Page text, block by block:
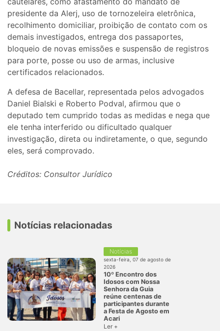
presidente da Alerj, uso de tornozeleira eletrônica,
recolhimento domiciliar, proibição de contato com os
demais investigados, entrega dos passaportes,
bloqueio de novas emissões e suspensão de registros
para porte, posse ou uso de armas, inclusive
certificados relacionados.
A defesa de Bacellar, representada pelos advogados
Daniel Bialski e Roberto Podval, afirmou que o
deputado tem cumprido todas as medidas e nega que
ele tenha interferido ou dificultado qualquer
investigação, direta ou indiretamente, o que, segundo
eles, será comprovado.
Créditos: Consultor Jurídico
Notícias relacionadas
Notícias
sexta-feira, 07 de agosto de
2026
10º Encontro dos
Idosos com Nossa
Senhora da Guia
reúne centenas de
participantes durante
a Festa de Agosto em
Acari
Ler +